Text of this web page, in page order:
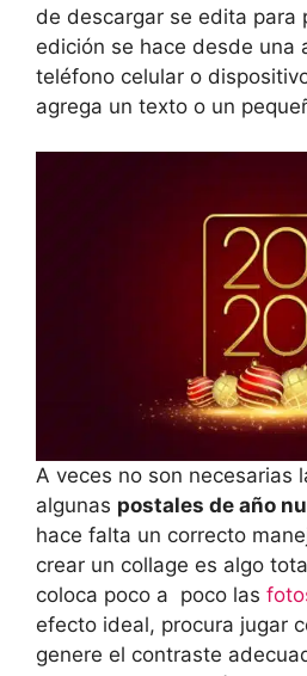
de descargar se edita para
edición se hace desde una
teléfono celular o
agrega un texto o un
A veces no son necesarias
algunas postales de año
hace falta un correcto
crear un collage es algo
coloca poco a poco las
efecto ideal, procura jugar
genere el contraste